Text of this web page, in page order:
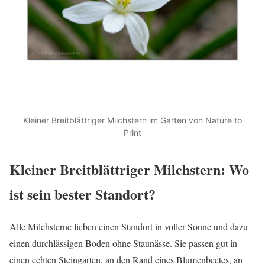
Kleiner Breitblättriger Milchstern im Garten von Nature to
Print
Kleiner Breitblättriger Milchstern: Wo
ist sein bester Standort?
Alle Milchsterne lieben einen Standort in voller Sonne und dazu
einen durchlässigen Boden ohne Staunässe. Sie passen gut in
einen echten Steingarten, an den Rand eines Blumenbeetes, an